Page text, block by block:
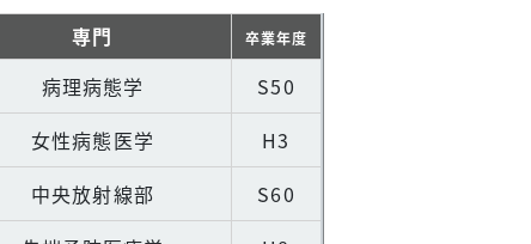
専門 卒業年度
病理病態学
S50
女性病態医学
H3
中央放射線部
S60